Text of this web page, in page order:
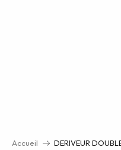
Accueil DERIVEUR